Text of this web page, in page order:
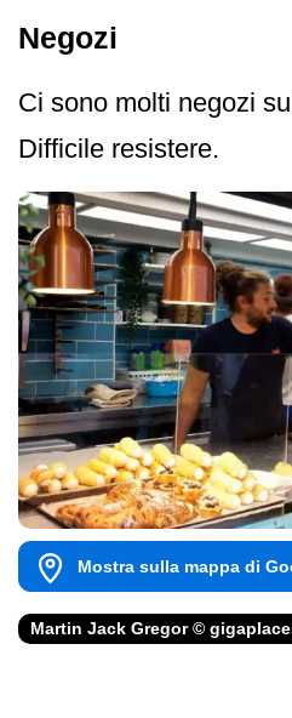
Negozi
Ci sono molti negozi
Difficile resistere.
Mostra sulla mappa di
Martin Jack Gregor ©